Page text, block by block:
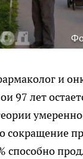
и
97 лет
сокращение
способно